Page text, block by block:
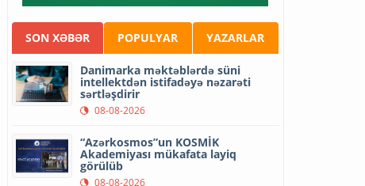
SON XƏBƏR POPULYAR YAZARLAR
Danimarka məktəblərdə süni
intellektdən istifadəyə nəzarəti
sərtləşdirir
08-08-2026
“Azərkosmos”un KOSMİK
Akademiyası mükafata layiq
görülüb
08-08-2026